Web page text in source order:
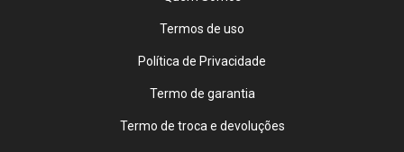
Termos de uso
Política de Privacidade
Termo de garantia
Termo de troca e devoluções